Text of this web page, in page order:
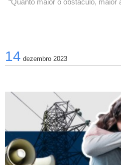
“Quanto maior o obstáculo, maior
14 dezembro 2023